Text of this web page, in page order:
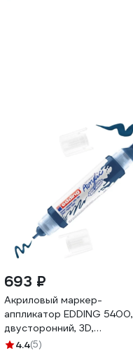
693 ₽
Акриловый маркер-
аппликатор EDDING 5400,
двусторонний, 3D,
наконечники 2-3 мм, и 5-10
4.4(5)